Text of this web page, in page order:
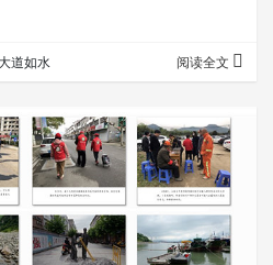
变迁。
大道如水 阅读全文